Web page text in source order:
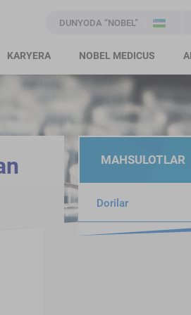
DUNYODA “NOBEL”
KARYERA NOBEL MEDICUS
MAHSULOTLAR
Dorilar